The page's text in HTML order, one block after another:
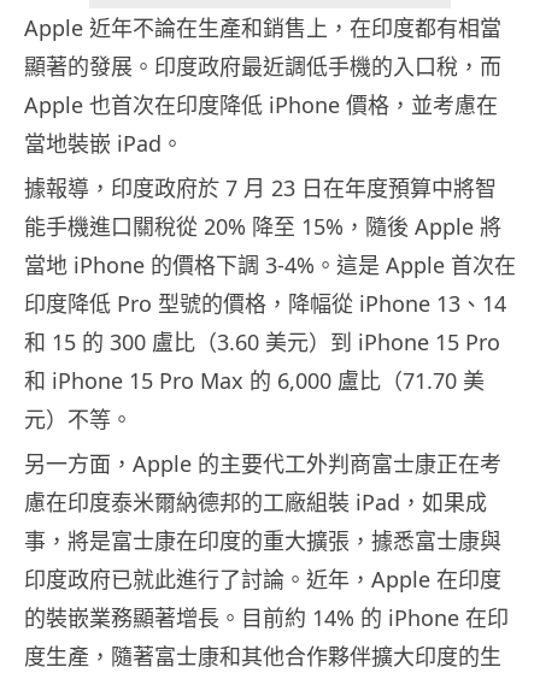
Apple 近年不論在生產和銷售上，在印度都有相當
顯著的發展。印度政府最近調低手機的入口稅，而
Apple 也首次在印度降低 iPhone 價格，並考慮在
當地裝嵌 iPad。
據報導，印度政府於 7 月 23 日在年度預算中將智
能手機進口關稅從 20% 降至 15%，隨後 Apple 將
當地 iPhone 的價格下調 3-4%。這是 Apple 首次在
印度降低 Pro 型號的價格，降幅從 iPhone 13、14
和 15 的 300 盧比（3.60 美元）到 iPhone 15 Pro
和 iPhone 15 Pro Max 的 6,000 盧比（71.70 美
元）不等。
另一方面，Apple 的主要代工外判商富士康正在考
慮在印度泰米爾納德邦的工廠組裝 iPad，如果成
事，將是富士康在印度的重大擴張，據悉富士康與
印度政府已就此進行了討論。近年，Apple 在印度
的裝嵌業務顯著增長。目前約 14% 的 iPhone 在印
度生產，隨著富士康和其他合作夥伴擴大印度的生